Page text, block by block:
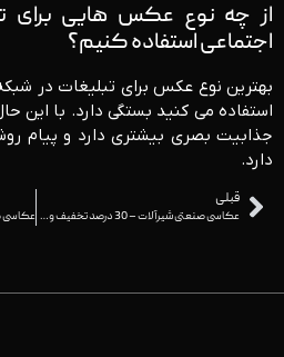
از چه نوع عکس هایی برای
اجتماعی استفاده کنیم؟
بهترین نوع عکس برای تبلیغات در
استفاده می کنید بستگی دارد. با این
جذابیت بصری بیشتری دارد و پیام
دارد.
قبلی
عکاسی صنعتی شیرآلات – 30 درصد تخفیف ویژه عکاسی صنعتی